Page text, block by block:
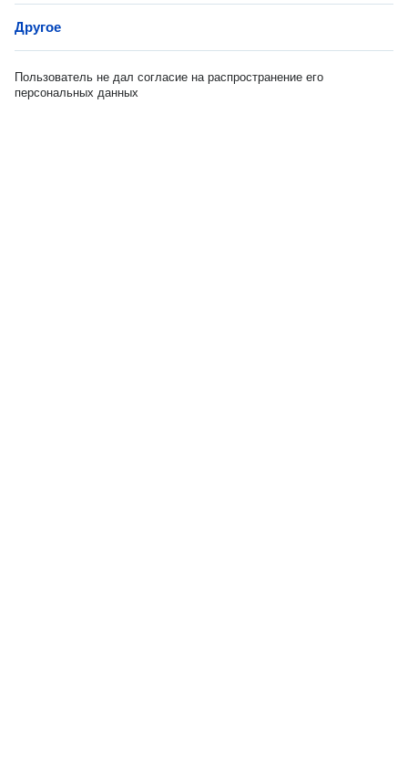
Другое
Пользователь не дал согласие на распространение его
персональных данных